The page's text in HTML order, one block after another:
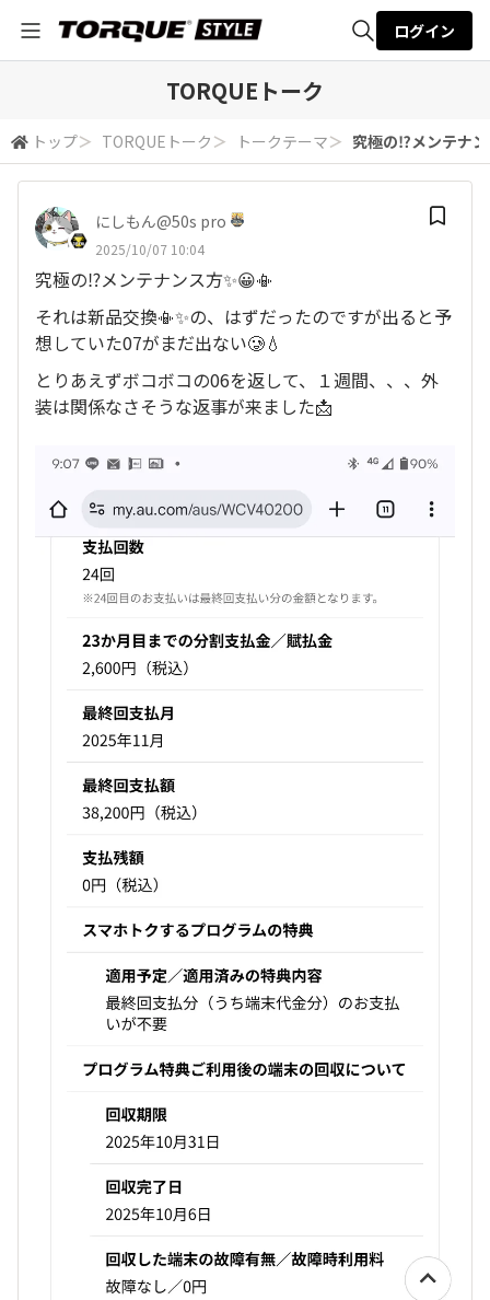
検索
ログイン
TORQUEトーク
トップ＞ TORQUEトーク ＞ トークテーマ＞ 究極の⁉️メンテナ
にしもん@50s pro
2025/10/07 10:04
究極の⁉️メンテナンス方✨😀📳
それは新品交換📳✨の、はずだったのですが出ると予
想していた07がまだ出ない🥲💧
とりあえずボコボコの06を返して、１週間、、、外
装は関係なさそうな返事が来ました📩